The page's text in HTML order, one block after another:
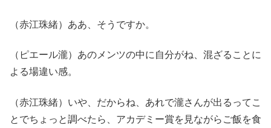
（赤江珠緒）ああ、そうですか。
（ピエール瀧）あのメンツの中に自分がね、混ざることに
よる場違い感。
（赤江珠緒）いや、だからね、あれで瀧さんが出るってこ
とでちょっと調べたら、アカデミー賞を見ながらご飯を食